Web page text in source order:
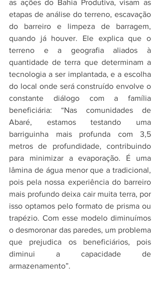
as ações do Bahia Produtiva, visam as
etapas de análise do terreno, escavação
do barreiro e limpeza de barragem,
quando já houver. Ele explica que o
terreno e a geografia aliados à
quantidade de terra que determinam a
tecnologia a ser implantada, e a escolha
do local onde será construído envolve o
constante diálogo com a família
beneficiária: “Nas comunidades de
Abaré, estamos testando uma
barriguinha mais profunda com 3,5
metros de profundidade, contribuindo
para minimizar a evaporação. É uma
lâmina de água menor que a tradicional,
pois pela nossa experiência do barreiro
mais profundo deixa cair muita terra, por
isso optamos pelo formato de prisma ou
trapézio. Com esse modelo diminuímos
o desmoronar das paredes, um problema
que prejudica os beneficiários, pois
diminui a capacidade de
armazenamento”.